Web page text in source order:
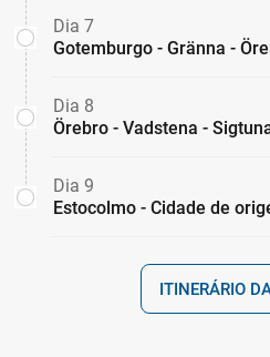
Dia 7
Gotemburgo - Gränna -
Dia 8
Örebro - Vadstena -
Dia 9
Estocolmo - Cidade de
ITINERÁRIO